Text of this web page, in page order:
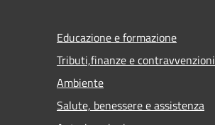
Educazione e formazione
Tributi,finanze e contravvenzioni
Ambiente
Salute, benessere e assistenza